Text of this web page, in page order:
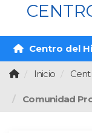
Centro del
Inicio
Comunidad